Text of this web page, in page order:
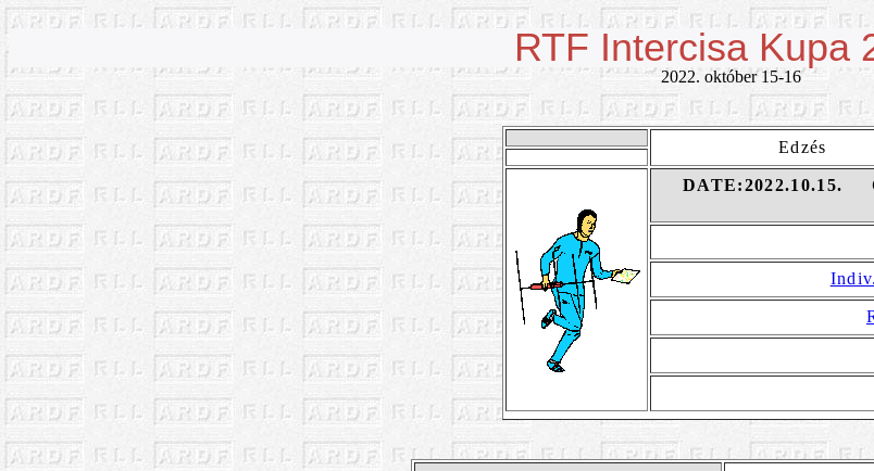
RTF Intercisa Kupa
2022. október 15-16
Edzés
DATE:2022.10.15.